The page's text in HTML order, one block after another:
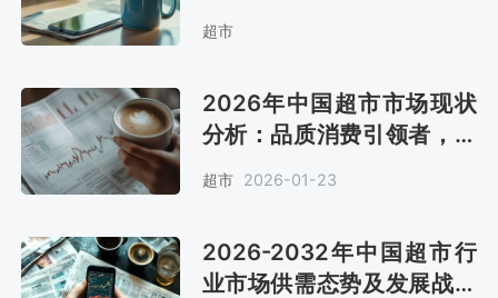
告
超市
2026年中国超市市场现状
分析：品质消费引领者，市
场规模同比增长1.5%[图]
超市 2026-01-23
2026-2032年中国超市行
业市场供需态势及发展战略